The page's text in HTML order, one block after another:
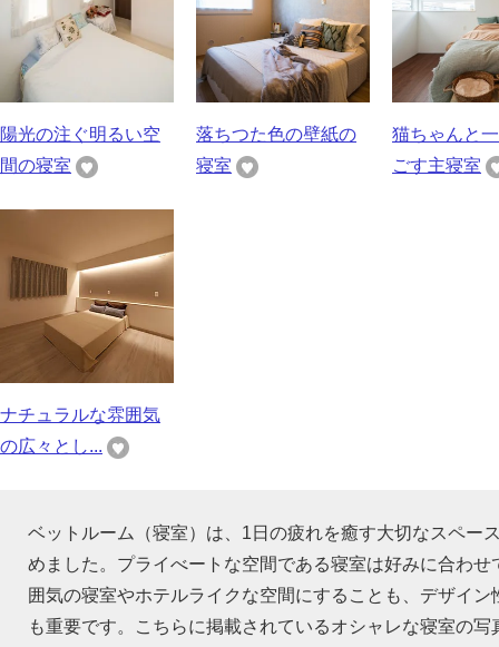
陽光の注ぐ明るい空
間の寝室
落ちつた色の壁紙の
寝室
猫ちゃんと
ごす主寝室
ナチュラルな雰囲気
の広々とし...
ベットルーム（寝室）は、1日の疲れを癒す大切なスペー
めました。プライべートな空間である寝室は好みに合わ
囲気の寝室やホテルライクな空間にすることも、デザイ
も重要です。こちらに掲載されているオシャレな寝室の